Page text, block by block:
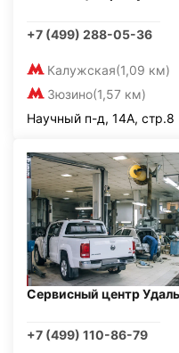
+7 (499) 288-05-36
Калужская(1,09 км)
Зюзино(1,57 км)
Научный п-д, 14А, стр.8
Сервисный центр
+7 (499) 110-86-79